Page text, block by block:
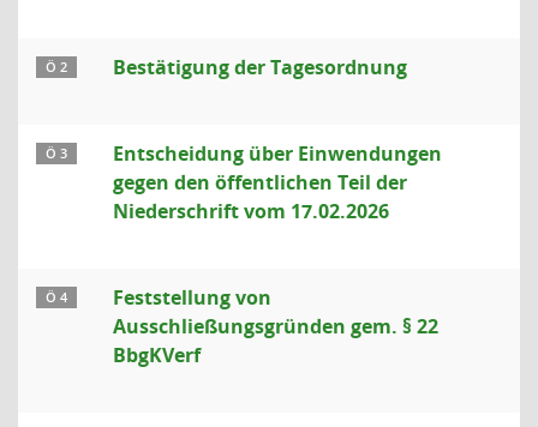
Ö 2 Bestätigung der Tagesordnung
Ö 3
Entscheidung über Einwendungen
gegen den öffentlichen Teil der
Niederschrift vom 17.02.2026
Ö 4
Feststellung von
Ausschließungsgründen gem. § 22
BbgKVerf